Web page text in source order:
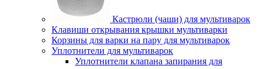
Кастрюли (чаши) для мультиварок
Клавиши открывания крышки мультиварки
Корзины для варки на пару для мультиварок
Уплотнители для мультиварок
Уплотнители клапана запирания для